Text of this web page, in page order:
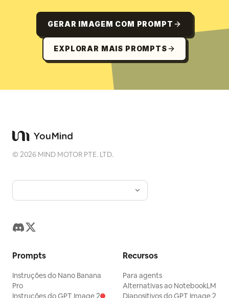
GERAR IMAGEM COM PROMPT
EXPLORAR MAIS PROMPTS
©2026 MIND MOTOR PTE. LTD.
Prompts
Instruções do Nano Banana
Pro
Instruções do GPT Image 2
Recursos
Para agents
Alternativas ao NotebookLM
Diapositivos do GPT Image 2